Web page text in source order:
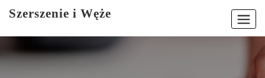
Szerszenie i Węże